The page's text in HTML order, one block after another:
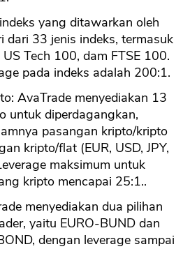
yang ditawarkan oleh
dari 33 jenis indeks, termasuk
Tech 100, dam FTSE 100.
pada indeks adalah 200:1.
AvaTrade menyediakan 13
untuk diperdagangkan,
pasangan kripto/kripto
kripto/flat (EUR, USD, JPY,
maksimum untuk
kripto mencapai 25:1..
menyediakan dua pilihan
yaitu EURO-BUND dan
dengan leverage sampai